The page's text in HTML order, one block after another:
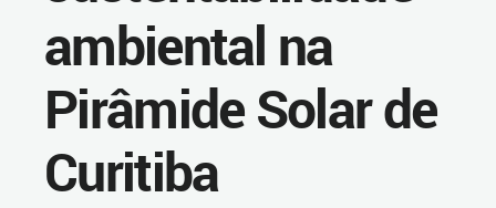
ambiental na
Pirâmide Solar de
Curitiba